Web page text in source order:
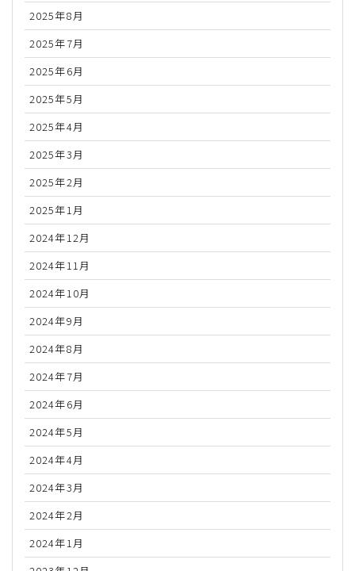
2025年8月
2025年7月
2025年6月
2025年5月
2025年4月
2025年3月
2025年2月
2025年1月
2024年12月
2024年11月
2024年10月
2024年9月
2024年8月
2024年7月
2024年6月
2024年5月
2024年4月
2024年3月
2024年2月
2024年1月